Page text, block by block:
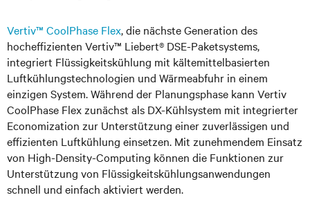
Vertiv™ CoolPhase Flex, die nächste Generation des
hocheffizienten Vertiv™ Liebert® DSE-Paketsystems,
integriert Flüssigkeitskühlung mit kältemittelbasierten
Luftkühlungstechnologien und Wärmeabfuhr in einem
einzigen System. Während der Planungsphase kann Vertiv
CoolPhase Flex zunächst als DX-Kühlsystem mit integrierter
Economization zur Unterstützung einer zuverlässigen und
effizienten Luftkühlung einsetzen. Mit zunehmendem Einsatz
von High-Density-Computing können die Funktionen zur
Unterstützung von Flüssigkeitskühlungsanwendungen
schnell und einfach aktiviert werden.